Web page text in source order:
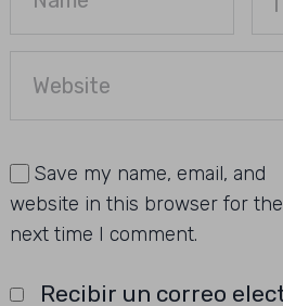
Save my name, email, and
website in this browser for the
next time I comment.
Recibir un correo